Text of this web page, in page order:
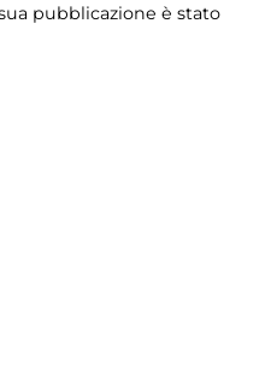
pubblicazione è stato